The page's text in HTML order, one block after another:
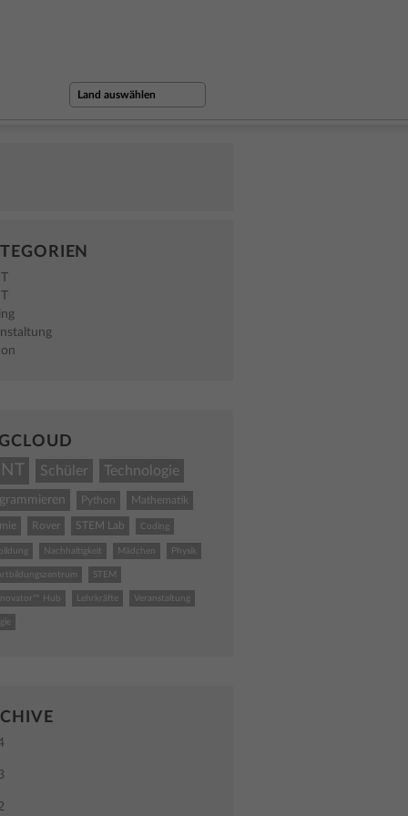
Schüler Technologie
Python Mathematik
Rover STEM Lab Coding
Nachhaltigkeit Mädchen Physik
STEM
Hub Lehrkräfte Veranstaltung